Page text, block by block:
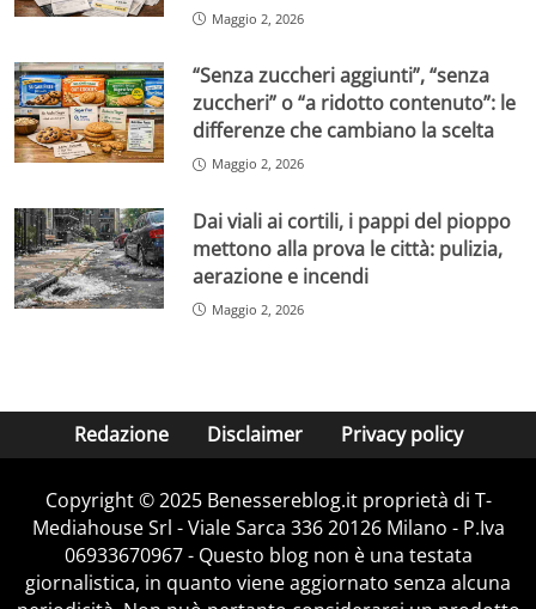
Maggio 2, 2026
“Senza zuccheri aggiunti”, “senza
zuccheri” o “a ridotto contenuto”: le
differenze che cambiano la scelta
Maggio 2, 2026
Dai viali ai cortili, i pappi del pioppo
mettono alla prova le città: pulizia,
aerazione e incendi
Maggio 2, 2026
Redazione Disclaimer Privacy policy
Copyright © 2025 Benessereblog.it proprietà di T-
Mediahouse Srl - Viale Sarca 336 20126 Milano - P.Iva
06933670967 - Questo blog non è una testata
giornalistica, in quanto viene aggiornato senza alcuna